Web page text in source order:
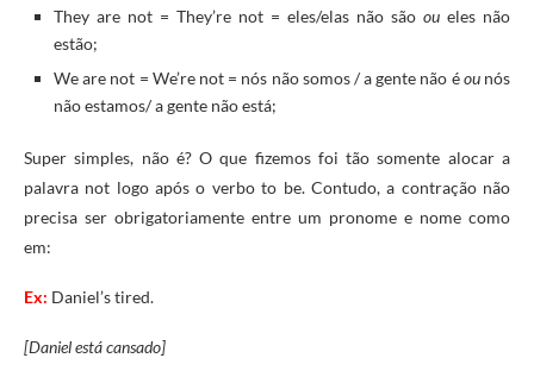
They are not = They’re not = eles/elas não são ou eles não
estão;
We are not = We’re not = nós não somos / a gente não éounós
não estamos/ a gente não está;
Super simples, não é? O que fizemos foi tão somente alocar a
palavra not logo após o verbo to be. Contudo, a contração não
precisa ser obrigatoriamente entre um pronome e nome como
em:
Ex: Daniel’s tired.
[Daniel está cansado]